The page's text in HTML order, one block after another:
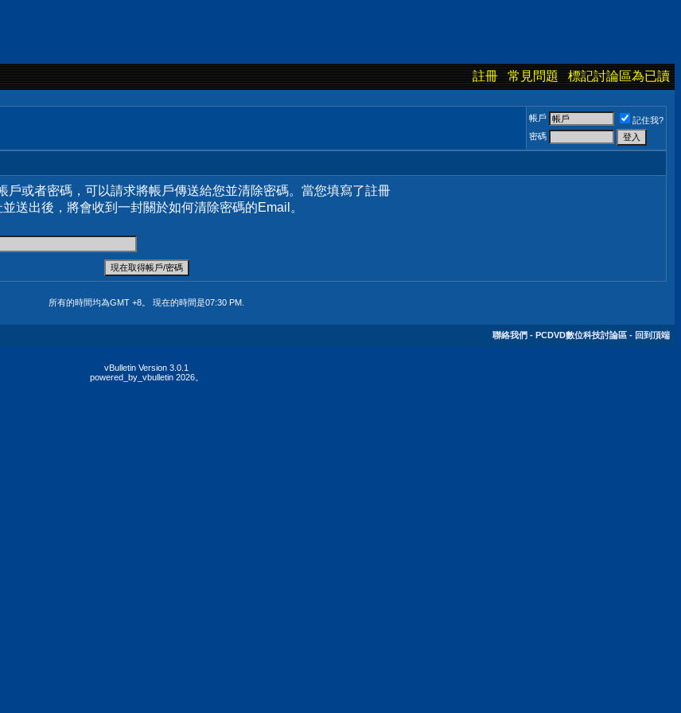
註冊 常見問題 標記討論區為已讀
帳戶
記住我?
密碼
戶或者密碼，可以請求將帳戶傳送給您並清除密碼。當您填寫了註冊
送出後，將會收到一封關於如何清除密碼的Email。
所有的時間均為GMT +8。 現在的時間是07:30 PM
聯絡我們 - PCDVD數位科技討論區 - 回到頂端
vBulletin Version 3.0.1
powered_by_vbulletin 2026。